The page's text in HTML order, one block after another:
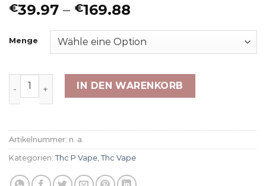
€39.97 – €169.88
bis
€169.88
Menge
THCv Vape Papaya Punch 79% Menge
IN DEN WARENKORB
Artikelnummer: n. a.
Kategorien: Thc P Vape, Thc Vape